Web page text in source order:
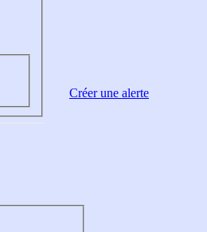
Créer une alerte